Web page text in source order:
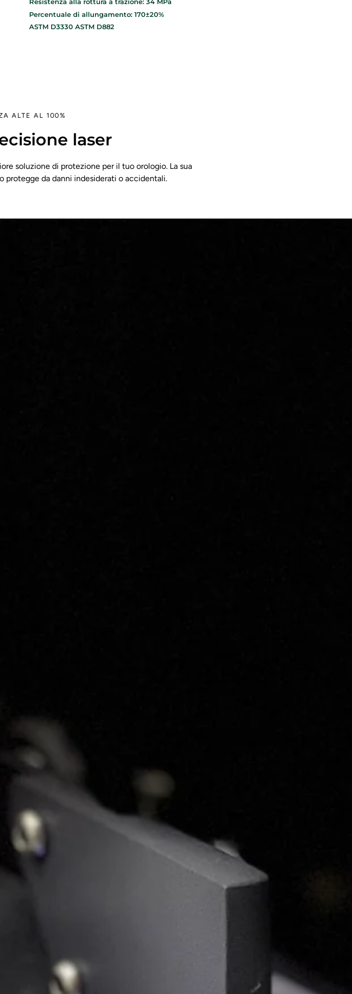
Percentuale di allungamento: 170±20%
ASTM D3330 ASTM D882
ALTE AL 100%
laser
soluzione di protezione per il tuo orologio. La sua
protegge da danni indesiderati o accidentali.